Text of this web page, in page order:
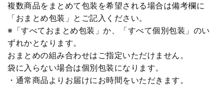
複数商品をまとめて包装を希望される場合は備考欄に
「おまとめ包装」とご記入ください。
※「すべておまとめ包装」か、「すべて個別包装」のい
ずれかとなります。
おまとめの組み合わせはご指定いただけません。
袋に入らない場合は個別包装になります。
・通常商品よりお届けにお時間をいただきます。